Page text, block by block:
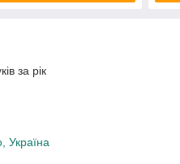
за рік
Україна